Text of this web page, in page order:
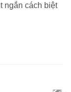
ngắn cách biệt